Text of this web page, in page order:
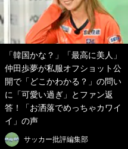
「韓国かな？」「最高に美人」
仲田歩夢が私服オフショット公
開で「どこかわかる？」の問い
に「可愛い過ぎ」とファン返
答！「お洒落でめっちゃカワイ
イ」の声
サッカー批評編集部